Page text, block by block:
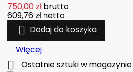
750,00 zł brutto
609,76 zł netto
 Dodaj do koszyka
Więcej
 Ostatnie sztuki w magazynie